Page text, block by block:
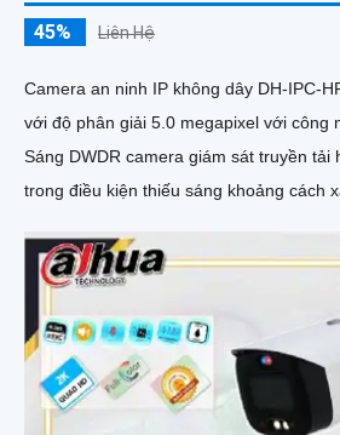
45% Liên Hệ
Camera an ninh IP không dây DH-IPC-
với độ phân giải 5.0 megapixel với công
Sáng DWDR camera giám sát truyền tải
trong điều kiện thiếu sáng khoảng cách